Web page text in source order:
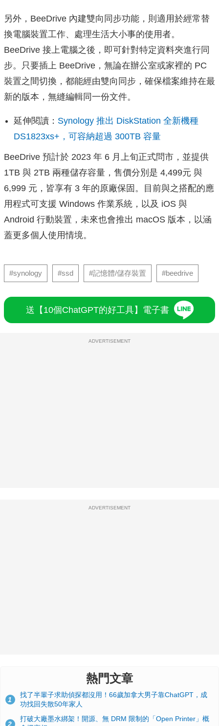
另外，BeeDrive 內建雙向同步功能，則適用於經常替
換電腦裝置工作、處理生活大小事的使用者。
BeeDrive 接上電腦之後，即可針對特定資料夾進行同
步。只要插上 BeeDrive，無論在辦公室或家裡的 PC
裝置之間切換，都能經由雙向同步，確保檔案維持在最
新的版本，無縫編輯同一份文件。
延伸閱讀： Synology 推出 DiskStation 全新機種
DS1823xs+，可容納超過 300TB 容量
BeeDrive 預計於 2023 年 6 月上旬正式問市，並提供
1TB 與 2TB 兩種儲存容量，售價分別是 4,499元 與
6,999 元，皆享有 3 年的原廠保固。目前與之搭配的應
用程式可支援 Windows 作業系統，以及 iOS 與
Android 行動裝置，未來也會推出 macOS 版本，以涵
蓋更多個人使用情境。
#synology #ssd #記憶體/儲存裝置 #beedrive
送【10個ChatGPT的好工具】電子書
ADVERTISEMENT
ADVERTISEMENT
熱門文章
1
找了半輩子求助偵探都沒用！66歲加拿大男子靠ChatGPT，成
功找回失散50年家人
2
打破大廠墨水綁架！開源、無 DRM 限制的「Open Printer」概